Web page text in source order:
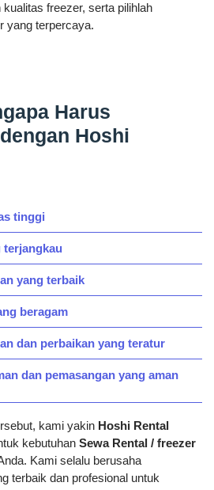
freezer, serta pilihlah
yang terpercaya.
Harus
Hoshi
tinggi
terjangkau
yang terbaik
beragam
dan perbaikan yang teratur
dan pemasangan yang aman
kami yakin Hoshi Rental
kebutuhan Sewa Rental / freezer
Kami selalu berusaha
terbaik dan profesional untuk